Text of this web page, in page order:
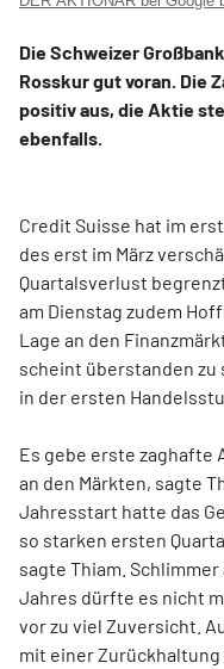
Die Schweizer
Rosskur gut voran. Die
positiv aus, die Aktie
ebenfalls.
Credit Suisse hat im
des erst im März
Quartalsverlust
am Dienstag zudem
Lage an den
scheint überstanden
in der ersten
Es gebe erste zaghafte
an den Märkten, sagte
Jahresstart hatte das
so starken ersten
sagte Thiam.
Jahres dürfte es nicht
vor zu viel Zuversicht.
mit einer Zurückhaltung